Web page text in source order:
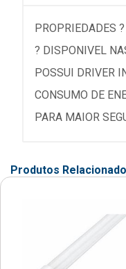
PROPRIEDADES
? DISPONIVEL
POSSUI DRIVER
CONSUMO DE
PARA MAIOR
Produtos